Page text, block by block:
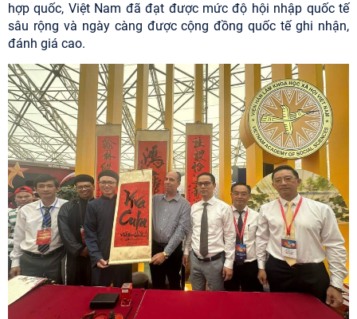
hợp quốc, Việt Nam đã đạt được mức độ hội nhập quốc tế
sâu rộng và ngày càng được cộng đồng quốc tế ghi nhận,
đánh giá cao.